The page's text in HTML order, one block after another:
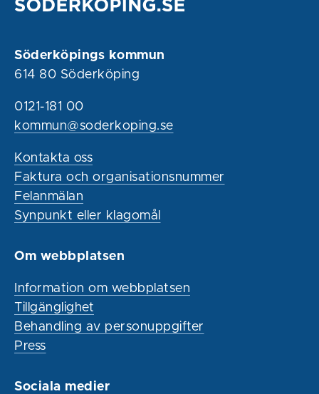
Söderköpings kommun
614 80 Söderköping
0121-181 00
kommun@soderkoping.se
Kontakta oss
Faktura och organisationsnummer
Felanmälan
Synpunkt eller klagomål
Om webbplatsen
Information om webbplatsen
Tillgänglighet
Behandling av personuppgifter
Press
Sociala medier